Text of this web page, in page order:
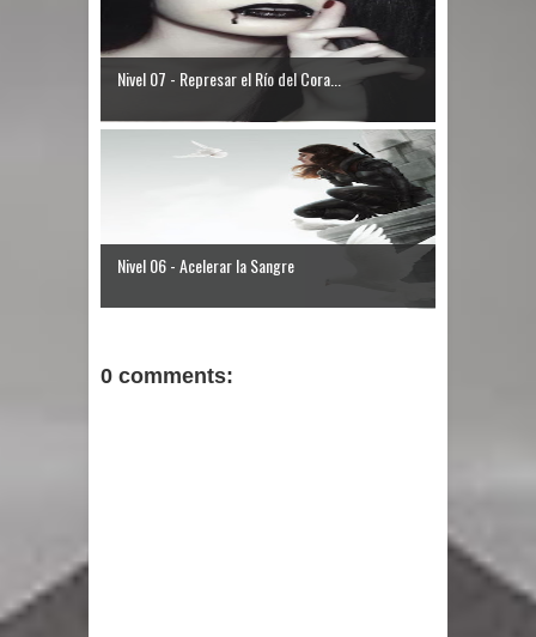
Nivel 07 - Represar el Río del Cora...
Nivel 06 - Acelerar la Sangre
0 comments: